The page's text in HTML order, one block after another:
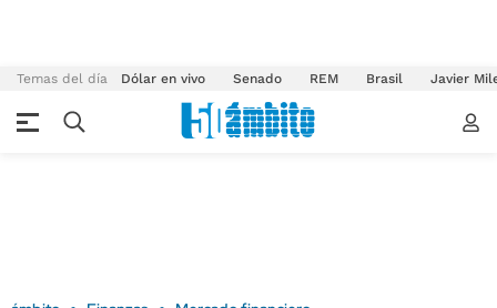
Temas del día Dólar en vivo Senado REM Brasil Javier